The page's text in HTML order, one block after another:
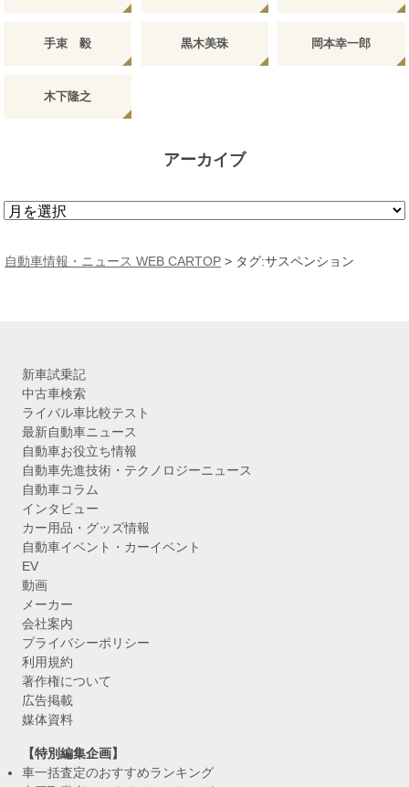
手束 毅 黒木美珠 岡本幸一郎
木下隆之
アーカイブ
ア
カ
自動車情報・ニュース WEB CARTOP > タグ:サスペンション
新車試乗記
中古車検索
ライバル車比較テスト
最新自動車ニュース
自動車お役立ち情報
自動車先進技術・テクノロジーニュース
自動車コラム
インタビュー
カー用品・グッズ情報
自動車イベント・カーイベント
EV
動画
メーカー
会社案内
プライバシーポリシー
利用規約
著作権について
広告掲載
媒体資料
【特別編集企画】
車一括査定のおすすめランキング